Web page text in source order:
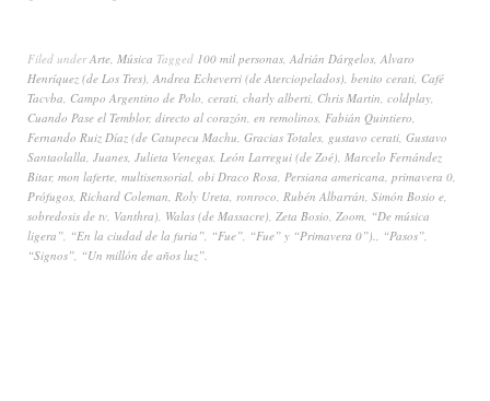
Filed underArte Música Tagged 100 mil personas Adrián Dárgelos Alvaro
Henríquez (de Los Tres) Andrea Echeverri (de Aterciopelados) benito cerati Café
Tacvba Campo Argentino de Polo cerati charly alberti Chris Martin coldplay
Cuando Pase el Temblor, directo al corazón en remolinos Fabián Quintiero
Fernando Ruiz Díaz (de Catupecu Machu Gracias Totales gustavo cerati Gustavo
Santaolalla Juanes Julieta Venegas León Larregui (de Zoé) Marcelo Fernández
Bitar, mon laferte multisensorial obi Draco Rosa Persiana americana primavera 0
Prófugos Richard Coleman Roly Ureta ronroco Rubén Albarrán Simón Bosio e
sobredosis de tv Vanthra) Walas (de Massacre) Zeta Bosio Zoom “De música
ligera” “En la ciudad de la furia” “Fue” “Fue” y “Primavera 0”). “Pasos”
“Signos” “Un millón de años luz”.